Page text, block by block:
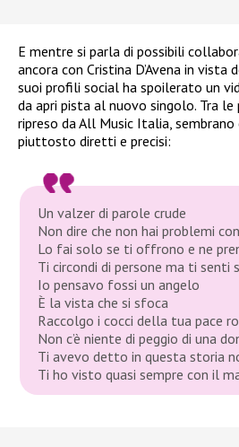
E mentre si parla di possibili
ancora con Cristina D’Avena in vista
suoi profili social ha spoilerato un
da apri pista al nuovo singolo. Tra
ripreso da All Music Italia,
piuttosto diretti e precisi:
Un valzer di parole crude
Non dire che non hai problemi
Lo fai solo se ti offrono e ne
Ti circondi di persone ma ti senti
Io pensavo fossi un angelo
È la vista che si sfoca
Raccolgo i cocci della tua pace
Non c’è niente di peggio di una
Ti avevo detto in questa storia
Ti ho visto quasi sempre con il